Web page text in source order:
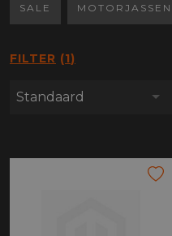
SALE MOTORJASSEN
FILTER 1
Standaard